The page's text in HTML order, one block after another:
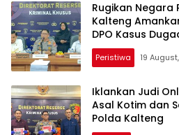
Rugikan Negara
Kalteng
DPO Kasus
Pembangunan
Peristiwa 19
Iklankan Judi
Asal Kotim dan
Polda Kalteng